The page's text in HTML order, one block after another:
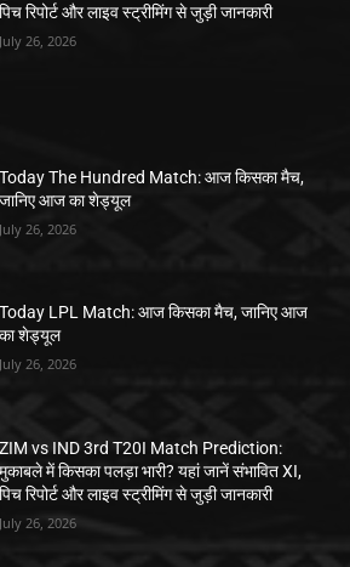
पिच रिपोर्ट और लाइव स्ट्रीमिंग से जुड़ी जानकारी
July 26, 2026
Today The Hundred Match: आज किसका मैच,
जानिए आज का शेड्यूल
July 26, 2026
Today LPL Match: आज किसका मैच, जानिए आज
का शेड्यूल
July 26, 2026
ZIM vs IND 3rd T20I Match Prediction:
मुकाबले में किसका पलड़ा भारी? यहां जानें संभावित XI,
पिच रिपोर्ट और लाइव स्ट्रीमिंग से जुड़ी जानकारी
July 26, 2026